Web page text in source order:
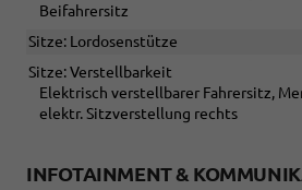
Beifahrersitz
Sitze: Lordosenstütze
Sitze: Verstellbarkeit
Elektrisch verstellbarer Fahrersitz,
elektr. Sitzverstellung rechts
INFOTAINMENT &